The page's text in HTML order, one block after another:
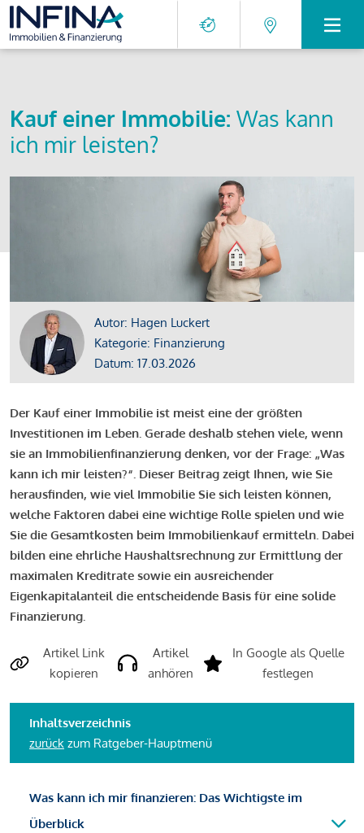
Kauf einer Immobilie: Was kann
ich mir leisten?
Autor: Hagen Luckert
Kategorie: Finanzierung
Datum: 17.03.2026
Der Kauf einer Immobilie ist meist eine der größten
Investitionen im Leben. Gerade deshalb stehen viele, wenn
sie an Immobilienfinanzierung denken, vor der Frage: „Was
kann ich mir leisten?“. Dieser Beitrag zeigt Ihnen, wie Sie
herausfinden, wie viel Immobilie Sie sich leisten können,
welche Faktoren dabei eine wichtige Rolle spielen und wie
Sie die Gesamtkosten beim Immobilienkauf ermitteln. Dabei
bilden eine ehrliche Haushaltsrechnung zur Ermittlung der
maximalen Kreditrate sowie ein ausreichender
Eigenkapitalanteil die entscheidende Basis für eine solide
Finanzierung.
Artikel Link
kopieren
Artikel
anhören
In Google als Quelle
festlegen
Inhaltsverzeichnis
zurück zum Ratgeber-Hauptmenü
Was kann ich mir finanzieren: Das Wichtigste im
Überblick